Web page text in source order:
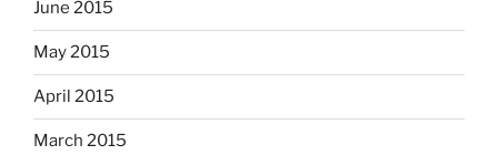
June 2015
May 2015
April 2015
March 2015